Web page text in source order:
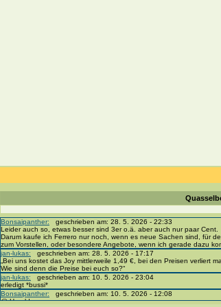
Bonsaipanther: geschrieben am: 28. 5. 2026 - 22:33
Leider auch so, etwas besser sind 3er o.ä. aber auch nur paar Cent.
Darum kaufe ich Ferrero nur noch, wenn es neue Sachen sind, für
zum Vorstellen, oder besondere Angebote, wenn ich gerade dazu
jan-lukas: geschrieben am: 28. 5. 2026 - 17:17
„Bei uns kostet das Joy mittlerweile 1,49 €, bei den Preisen verliert
Wie sind denn die Preise bei euch so?“
jan-lukas: geschrieben am: 10. 5. 2026 - 23:04
erledigt *bussi*
Bonsaipanther: geschrieben am: 10. 5. 2026 - 12:08
@ Harald